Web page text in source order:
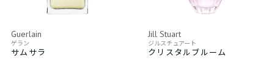
Guerlain
ゲラン
サムサラ
Jill Stuart
ジルスチュアート
クリスタルブルーム